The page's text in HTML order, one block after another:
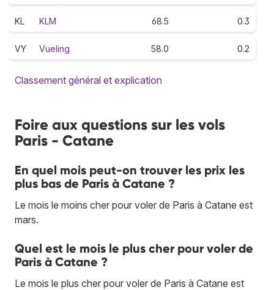
KL KLM 68.5 0.3
VY Vueling 58.0 0.2
Classement général et explication
Foire aux questions sur les vols
Paris - Catane
En quel mois peut-on trouver les prix les
plus bas de Paris à Catane ?
Le mois le moins cher pour voler de Paris à Catane est
mars.
Quel est le mois le plus cher pour voler de
Paris à Catane ?
Le mois le plus cher pour voler de Paris à Catane est